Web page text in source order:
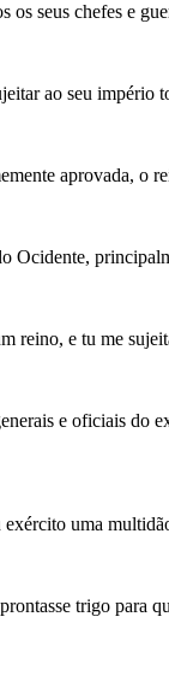
os seus chefes e
ao seu império
aprovada, o
Ocidente,
reino, e tu me
e oficiais do
uma
trigo para